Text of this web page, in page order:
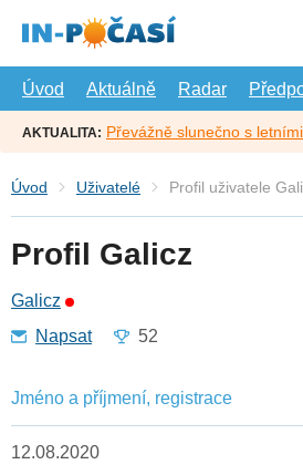
hlavní
Úvod
Aktuálně Radar
AKTUALITA: Převážně slunečno s
Úvod Uživatelé Profil uživatele
Profil Galicz
Galicz
Napsat
52
Jméno a příjmení, registrace
12.08.2020